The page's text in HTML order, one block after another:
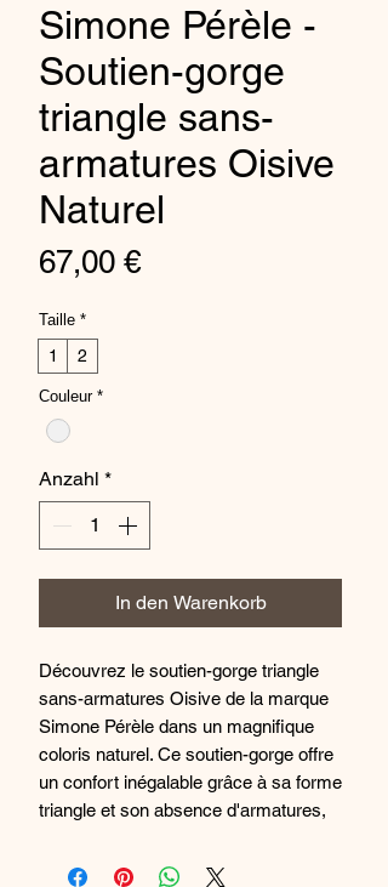
Simone Pérèle -
Soutien-gorge
triangle sans-
armatures Oisive
Naturel
67,00 €Preis
Taille *
1 2
Couleur *
Anzahl *
In den Warenkorb
Découvrez le soutien-gorge triangle
sans-armatures Oisive de la marque
Simone Pérèle dans un magnifique
coloris naturel. Ce soutien-gorge offre
un confort inégalable grâce à sa forme
triangle et son absence d'armatures,
féminité et d'élégance à votre lingerie.